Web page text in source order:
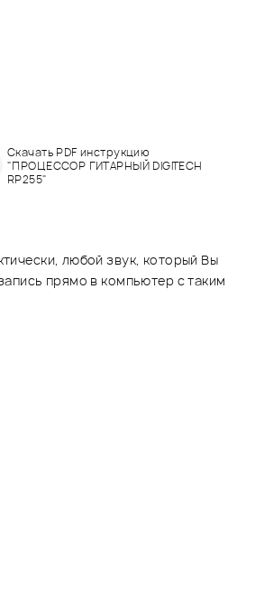
Скачать PDF инструкцию
"ПРОЦЕССОР ГИТАРНЫЙ DIGITECH
RP255"
любой звук, который Вы
прямо в компьютер с таким